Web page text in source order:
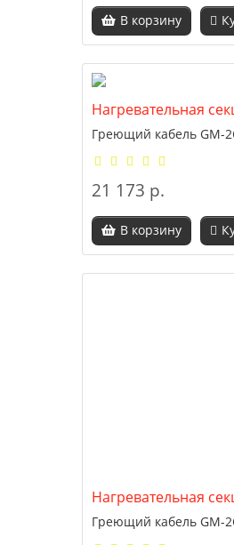
В корзину
Нагревательная
Греющий кабель GM-
21 173 р.
В корзину
Нагревательная
Греющий кабель GM-